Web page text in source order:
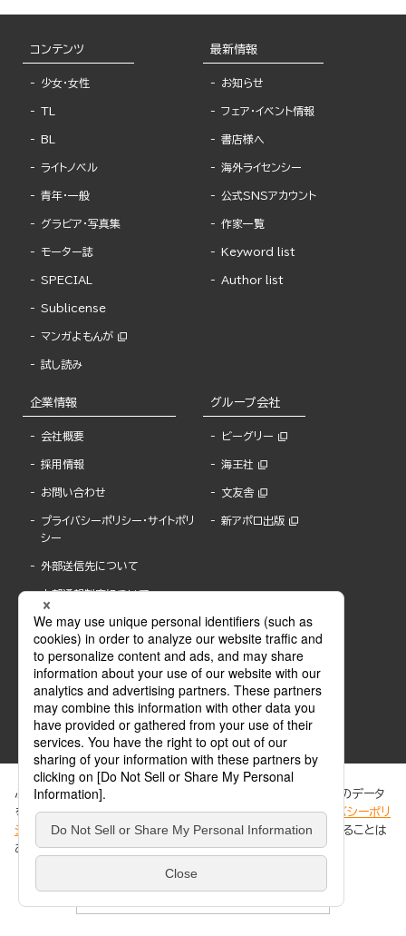
コンテンツ
少女・女性
TL
BL
ライトノベル
青年・一般
グラビア・写真集
モーター誌
SPECIAL
Sublicense
マンガよもんが
試し読み
最新情報
お知らせ
フェア・イベント情報
書店様へ
海外ライセンシー
公式SNSアカウント
作家一覧
Keyword list
Author list
企業情報
会社概要
採用情報
お問い合わせ
プライバシーポリシー・サイトポリ
シー
外部送信先について
内部通報制度について
グループ会社
ビーグリー
海王社
文友舎
新アポロ出版
ABJマークは、この電子書店・電子書籍配信サービスが、著作権者からコンテンツ使用許諾を
得た正規版配信サービスであることを示す登録商標(登録番号 第6091713号)です。
ABJマークの詳細、ABJマークを掲示しているサービスの一覧はこちら。
ぶんか社が運営するサイトでは、利便性向上のためにCookie等のデータ
を使用しています。 当社のCookieについての詳細は、「プライバシーポリ
シー
」をご覧ください。当サイトでは、訪問者の個人情報を追跡することは
ありません。